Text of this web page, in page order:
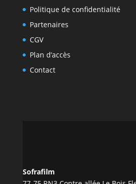
Politique de confidentialité
Partenaires
CGV
Plan d’accès
Contact
Sofrafilm